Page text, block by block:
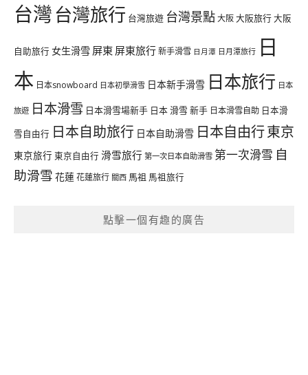
台灣台灣旅行 台灣旅遊 台灣景點大阪大阪旅行大阪
自助旅行 女生滑雪 屏東 屏東旅行新手滑雪 日月潭 日月潭旅行 日
本 日本snowboard 日本初學滑雪 日本新手滑雪 日本旅行 日本
旅遊 日本滑雪 日本滑雪場新手 日本 滑雪 新手 日本滑雪自助 日本滑
雪自由行 日本自助旅行 日本自助滑雪 日本自由行東京
東京旅行 東京自由行 滑雪旅行 第一次日本自助滑雪 第一次滑雪 自
助滑雪 花蓮花蓮旅行 關西 馬祖 馬祖旅行
點擊一個有趣的廣告